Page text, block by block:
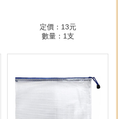
定價：13元
數量：1支